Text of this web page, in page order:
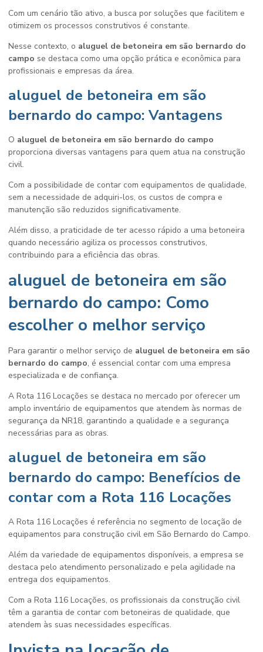
Com um cenário tão ativo, a busca por soluções que facilitem e
otimizem os processos construtivos é constante.
Nesse contexto, o aluguel de betoneira em são bernardo do
campo se destaca como uma opção prática e econômica para
profissionais e empresas da área.
aluguel de betoneira em são
bernardo do campo: Vantagens
O aluguel de betoneira em são bernardo do campo
proporciona diversas vantagens para quem atua na construção
civil.
Com a possibilidade de contar com equipamentos de qualidade,
sem a necessidade de adquiri-los, os custos de compra e
manutenção são reduzidos significativamente.
Além disso, a praticidade de ter acesso rápido a uma betoneira
quando necessário agiliza os processos construtivos,
contribuindo para a eficiência das obras.
aluguel de betoneira em são
bernardo do campo: Como
escolher o melhor serviço
Para garantir o melhor serviço de aluguel de betoneira em são
bernardo do campo, é essencial contar com uma empresa
especializada e de confiança.
A Rota 116 Locações se destaca no mercado por oferecer um
amplo inventário de equipamentos que atendem às normas de
segurança da NR18, garantindo a qualidade e a segurança
necessárias para as obras.
aluguel de betoneira em são
bernardo do campo: Benefícios de
contar com a Rota 116 Locações
A Rota 116 Locações é referência no segmento de locação de
equipamentos para construção civil em São Bernardo do Campo.
Além da variedade de equipamentos disponíveis, a empresa se
destaca pelo atendimento personalizado e pela agilidade na
entrega dos equipamentos.
Com a Rota 116 Locações, os profissionais da construção civil
têm a garantia de contar com betoneiras de qualidade, que
atendem às suas necessidades específicas.